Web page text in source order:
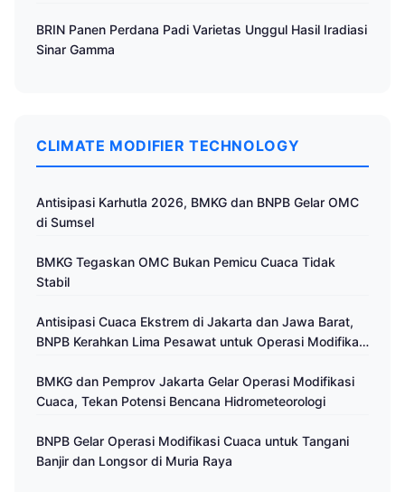
BRIN Panen Perdana Padi Varietas Unggul Hasil Iradiasi
Sinar Gamma
CLIMATE MODIFIER TECHNOLOGY
Antisipasi Karhutla 2026, BMKG dan BNPB Gelar OMC
di Sumsel
BMKG Tegaskan OMC Bukan Pemicu Cuaca Tidak
Stabil
Antisipasi Cuaca Ekstrem di Jakarta dan Jawa Barat,
BNPB Kerahkan Lima Pesawat untuk Operasi Modifikasi
BMKG dan Pemprov Jakarta Gelar Operasi Modifikasi
Cuaca, Tekan Potensi Bencana Hidrometeorologi
BNPB Gelar Operasi Modifikasi Cuaca untuk Tangani
Banjir dan Longsor di Muria Raya